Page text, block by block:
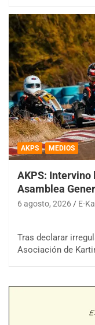
AKPS MEDIOS
AKPS: Intervino
Asamblea
6 agosto, 2026 E-
Tras declarar
Asociación de